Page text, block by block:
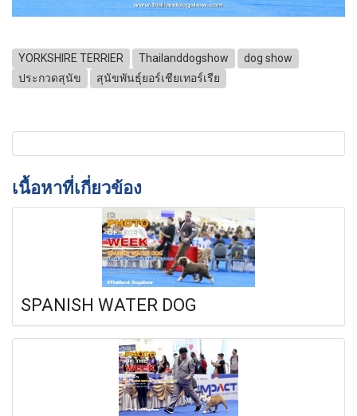
YORKSHIRE TERRIER Thailanddogshow
dog show
ประกวดสุนัข
สุนัขพันธุ์ยอร์เชียเทอร์เรีย
เนื้อหาที่เกี่ยวข้อง
SPANISH WATER DOG